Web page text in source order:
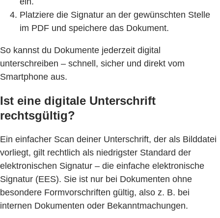
Platziere die Signatur an der gewünschten Stelle
im PDF und speichere das Dokument.
So kannst du Dokumente jederzeit digital
unterschreiben – schnell, sicher und direkt vom
Smartphone aus.
Ist eine digitale Unterschrift
rechtsgültig?
Ein einfacher Scan deiner Unterschrift, der als Bilddatei
vorliegt, gilt rechtlich als niedrigster Standard der
elektronischen Signatur – die einfache elektronische
Signatur (EES). Sie ist nur bei Dokumenten ohne
besondere Formvorschriften gültig, also z. B. bei
internen Dokumenten oder Bekanntmachungen.